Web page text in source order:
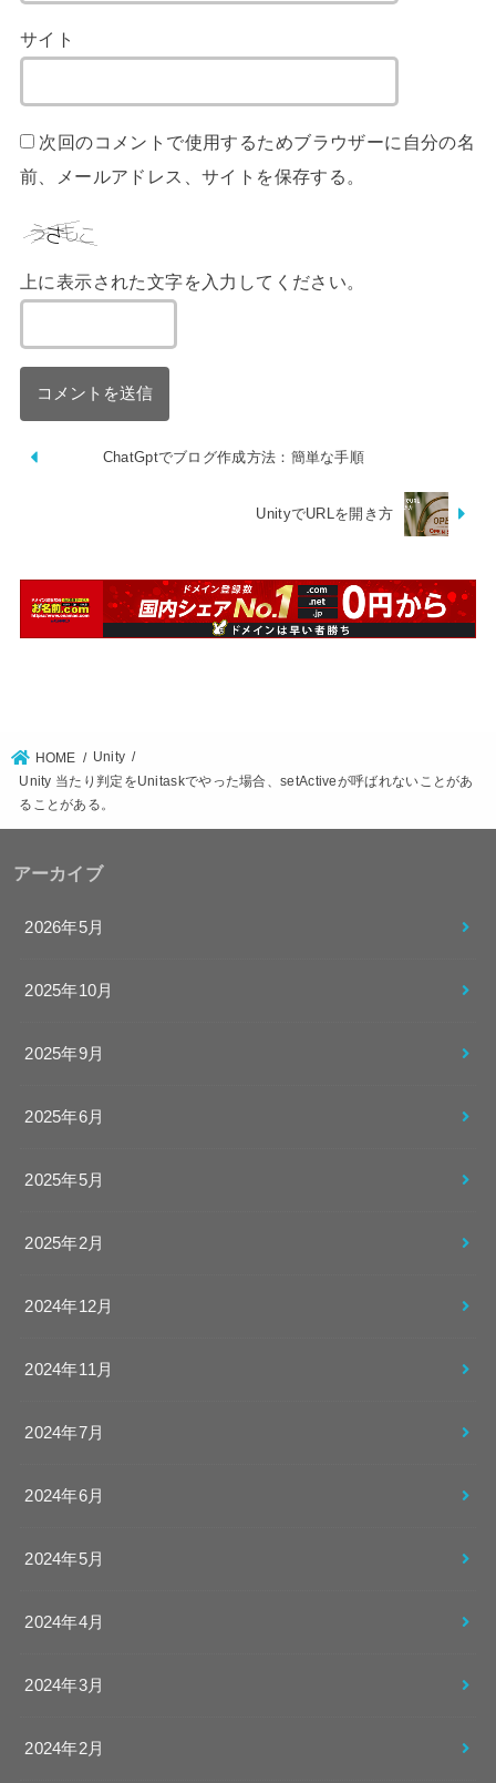
サイト
次回のコメントで使用するためブラウザーに自分の名
前、メールアドレス、サイトを保存する。
上に表示された文字を入力してください。
ChatGptでブログ作成方法：簡単な手順
UnityでURLを開き方
HOME
Unity
Unity 当たり判定をUnitaskでやった場合、setActiveが呼ばれないことがあ
ることがある。
アーカイブ
2026年5月
2025年10月
2025年9月
2025年6月
2025年5月
2025年2月
2024年12月
2024年11月
2024年7月
2024年6月
2024年5月
2024年4月
2024年3月
2024年2月